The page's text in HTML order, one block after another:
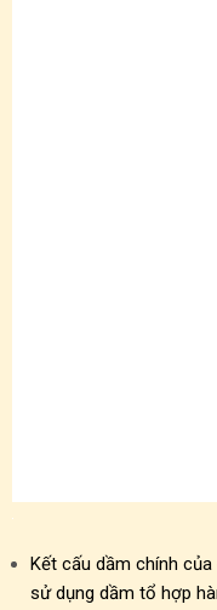
Kết cấu dầm chính của
sử dụng dầm tổ hợp